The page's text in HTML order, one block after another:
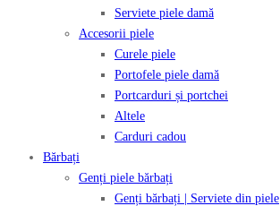
Serviete piele damă
Accesorii piele
Curele piele
Portofele piele damă
Portcarduri și portchei
Altele
Carduri cadou
Bărbați
Genți piele bărbați
Genți bărbați | Serviete din piele